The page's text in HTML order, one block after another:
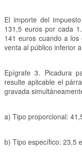
El importe del
131,5 euros por cada
141 euros cuando a
venta al público inferior
Epígrafe 3. Picadura
resulte aplicable el
gravada
a) Tipo proporcional:
b) Tipo específico: 23,5